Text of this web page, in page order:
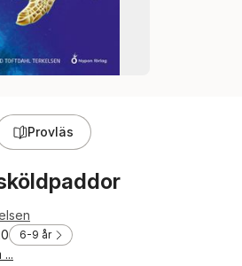
Provläs
6-9 år